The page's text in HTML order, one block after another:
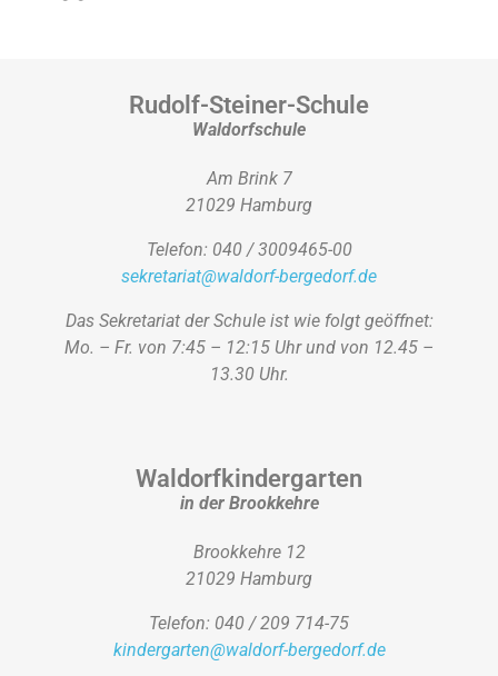
Rudolf-Steiner-Schule
Waldorfschule
Am Brink 7
21029 Hamburg
Telefon: 040 / 3009465-00
sekretariat@waldorf-bergedorf.de
Das Sekretariat der Schule ist wie folgt geöffnet:
Mo. – Fr. von 7:45 – 12:15 Uhr und von 12.45 –
13.30 Uhr.
Waldorfkindergarten
in der Brookkehre
Brookkehre 12
21029 Hamburg
Telefon: 040 / 209 714-75
kindergarten@waldorf-bergedorf.de